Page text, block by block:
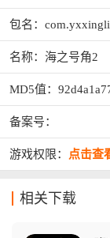
包名：
名称：海之号角2
MD5值：
备案号：
游戏权限： 点击查
相关下载